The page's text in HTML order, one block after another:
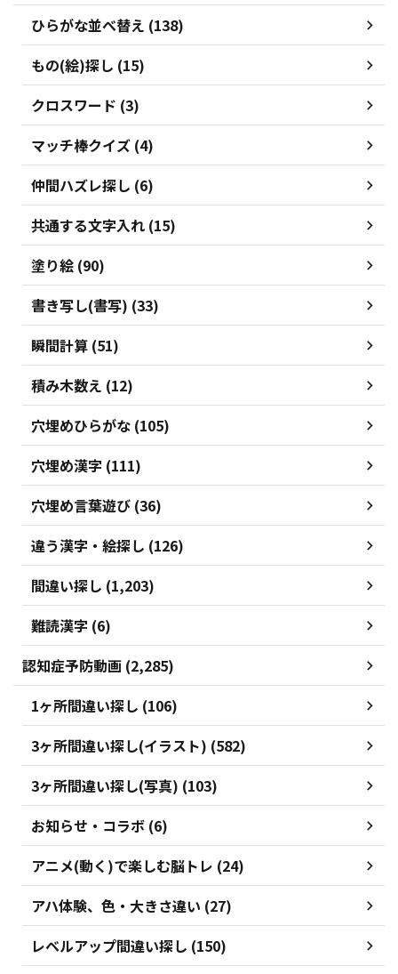
ひらがな並べ替え (138)
もの(絵)探し (15)
クロスワード (3)
マッチ棒クイズ (4)
仲間ハズレ探し (6)
共通する文字入れ (15)
塗り絵 (90)
書き写し(書写) (33)
瞬間計算 (51)
積み木数え (12)
穴埋めひらがな (105)
穴埋め漢字 (111)
穴埋め言葉遊び (36)
違う漢字・絵探し (126)
間違い探し (1,203)
難読漢字 (6)
認知症予防動画 (2,285)
1ヶ所間違い探し (106)
3ヶ所間違い探し(イラスト) (582)
3ヶ所間違い探し(写真) (103)
お知らせ・コラボ (6)
アニメ(動く)で楽しむ脳トレ (24)
アハ体験、色・大きさ違い (27)
レベルアップ間違い探し (150)